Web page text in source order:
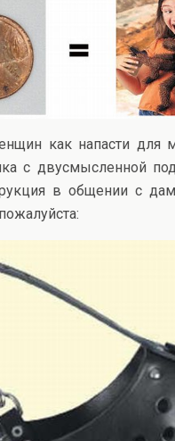
как напасти для
с двусмысленной
в общении с